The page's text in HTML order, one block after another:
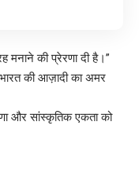
मनाने की प्रेरणा दी है।”
की आज़ादी का अमर
और सांस्कृतिक एकता को